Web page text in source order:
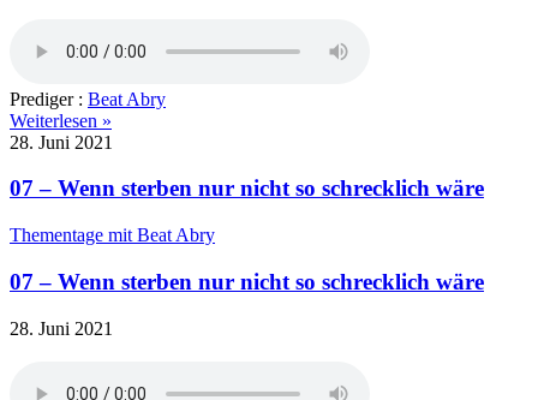
Prediger : Beat Abry
Weiterlesen »
28. Juni 2021
07 – Wenn sterben nur nicht so schrecklich wäre
Thementage mit Beat Abry
07 – Wenn sterben nur nicht so schrecklich wäre
28. Juni 2021